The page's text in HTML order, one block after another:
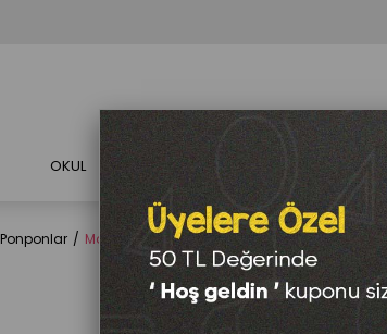
OKUL OFİS KİTAP KAĞIT ÇEŞİTLERİ
Ponponlar Mas Ponpon - Simli Renkler - 1-2-3cm Mix 1782